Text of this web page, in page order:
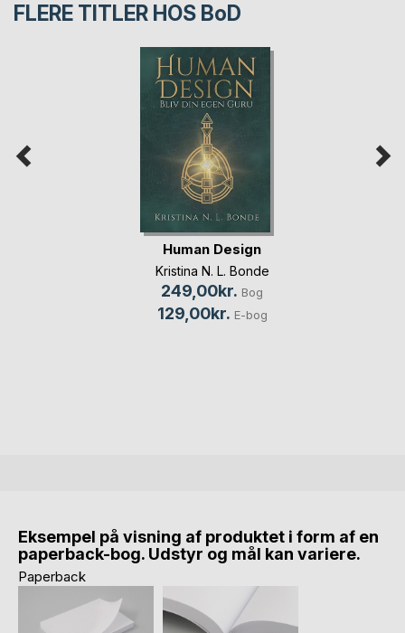
FLERE TITLER HOS BoD
Human Design
Kristina N. L. Bonde
249,00kr. Bog
129,00kr. E-bog
Eksempel på visning af produktet i form af en
paperback-bog. Udstyr og mål kan variere.
Paperback